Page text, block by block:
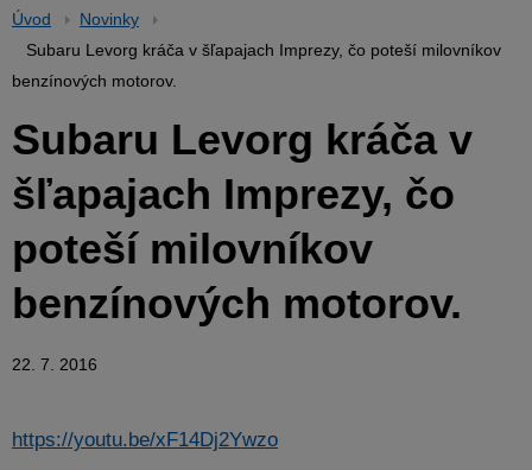
Úvod
Novinky
Subaru Levorg kráča v šľapajach Imprezy, čo poteší milovníkov
benzínových motorov.
Subaru Levorg kráča v
šľapajach Imprezy, čo
poteší milovníkov
benzínových motorov.
22. 7. 2016
https://youtu.be/xF14Dj2Ywzo